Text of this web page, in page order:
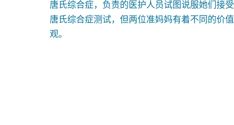
唐氏综合症，负责的医护人员试图说服她们接受
唐氏综合症测试，但两位准妈妈有着不同的价值
观。